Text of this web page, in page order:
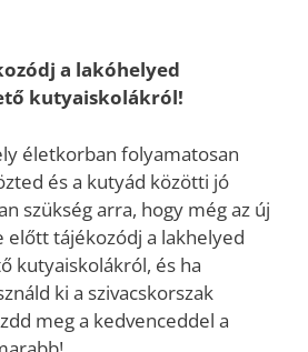
a lakóhelyed
kutyaiskolákról!
életkorban folyamatosan
és a kutyád közötti jó
szükség arra, hogy még az új
előtt tájékozódj a lakhelyed
kutyaiskolákról, és ha
ki a szivacskorszak
meg a kedvenceddel a